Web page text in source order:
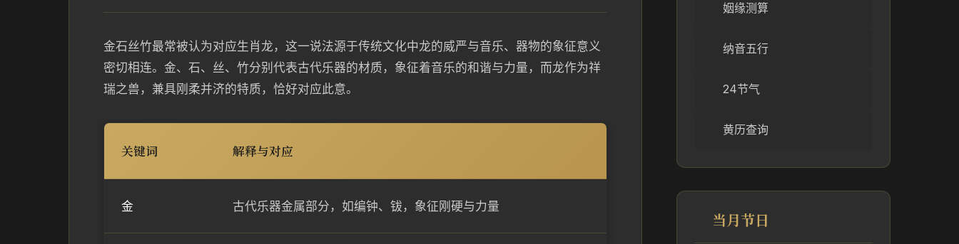
金石丝竹最常被认为对应生肖龙，这一说法源于传统文化中龙的威严与音乐、器物的象征意义
密切相连。金、石、丝、竹分别代表古代乐器的材质，象征着音乐的和谐与力量，而龙作为祥
瑞之兽，兼具刚柔并济的特质，恰好对应此意。
关键词 解释与对应
金 古代乐器金属部分，如编钟、钹，象征刚硬与力量
姻缘测算
纳音五行
24节气
黄历查询
当月节日